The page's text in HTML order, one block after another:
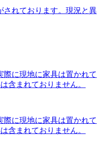
されております。現況と異
際に現地に家具は置かれて
含まれておりません。
際に現地に家具は置かれて
含まれておりません。